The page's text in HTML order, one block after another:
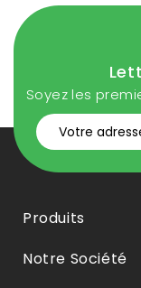
Soyez les
Produits
Notre Société